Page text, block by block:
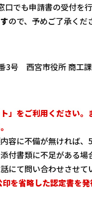
でも申請書の受付を
ので、予めご了承くだ
3号 西宮市役所 商工
」をご利用ください。
容に不備が無ければ
付書類に不足がある
にて問い合わせさせて
を省略した認定書を発